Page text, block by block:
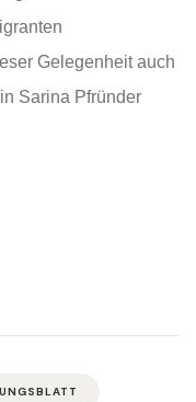
Gelegenheit auch
Sarina Pfründer